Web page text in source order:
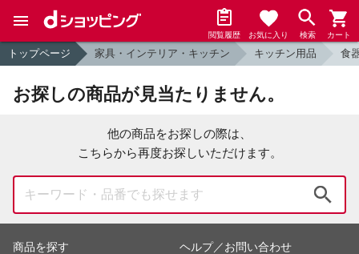
閲覧履歴 お気に入り 検索 カート
トップページ 家具・インテリア・キッチン キッチン用品 食
お探しの商品が見当たりません。
他の商品をお探しの際は、
こちらから再度お探しいただけます。
商品を探す ヘルプ／お問い合わせ